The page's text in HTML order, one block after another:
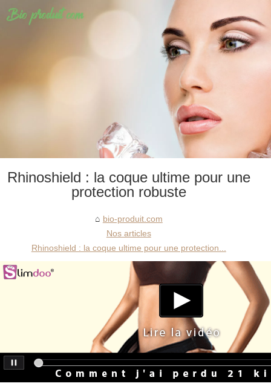
Rhinoshield : la coque ultime pour une
protection robuste
bio-produit.com
Nos articles
Rhinoshield : la coque ultime pour une protection...